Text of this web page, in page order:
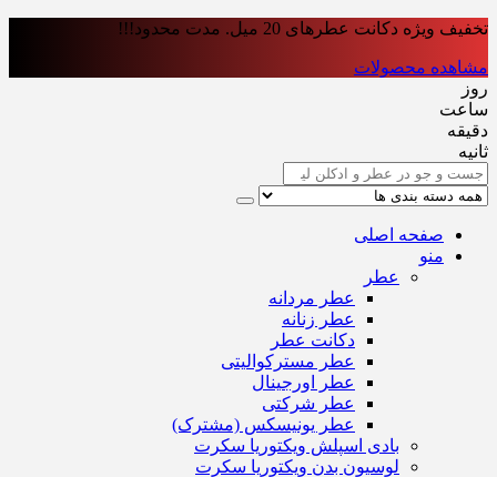
تخفیف ویژه دکانت عطرهای 20 میل. مدت محدود!!!
مشاهده محصولات
روز
ساعت‌
دقیقه
ثانیه
صفحه اصلی
منو
عطر
عطر مردانه
عطر زنانه
دکانت عطر
عطر مسترکوالیتی
عطر اورجینال
عطر شرکتی
عطر یونیسکس (مشترک)
بادی اسپلش ویکتوریا سکرت
لوسیون بدن ویکتوریا سکرت